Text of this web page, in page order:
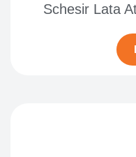
Schesir Lata